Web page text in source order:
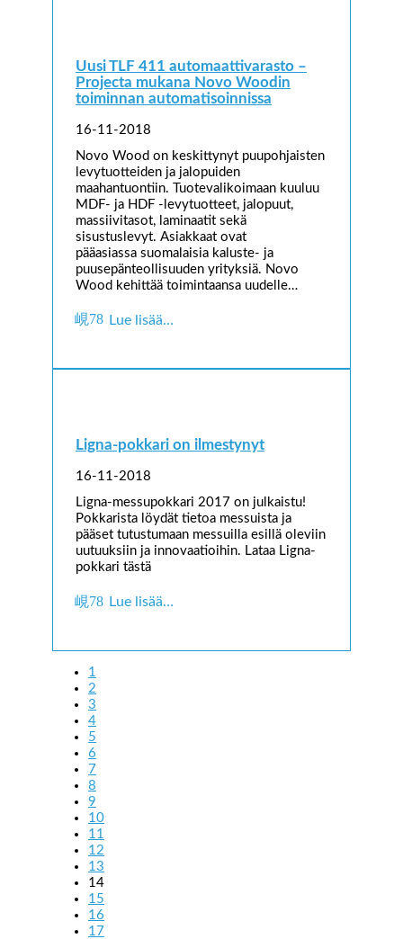
Uusi TLF 411 automaattivarasto –
Projecta mukana Novo Woodin
toiminnan automatisoinnissa
16-11-2018
Novo Wood on keskittynyt puupohjaisten
levytuotteiden ja jalopuiden
maahantuontiin. Tuotevalikoimaan kuuluu
MDF- ja HDF -levytuotteet, jalopuut,
massiivitasot, laminaatit sekä
sisustuslevyt. Asiakkaat ovat
pääasiassa suomalaisia kaluste- ja
puusepänteollisuuden yrityksiä. Novo
Wood kehittää toimintaansa uudelle…
Lue lisää…
Ligna-pokkari on ilmestynyt
16-11-2018
Ligna-messupokkari 2017 on julkaistu!
Pokkarista löydät tietoa messuista ja
pääset tutustumaan messuilla esillä oleviin
uutuuksiin ja innovaatioihin. Lataa Ligna-
pokkari tästä
Lue lisää…
1
2
3
4
5
6
7
8
9
10
11
12
13
14
15
16
17